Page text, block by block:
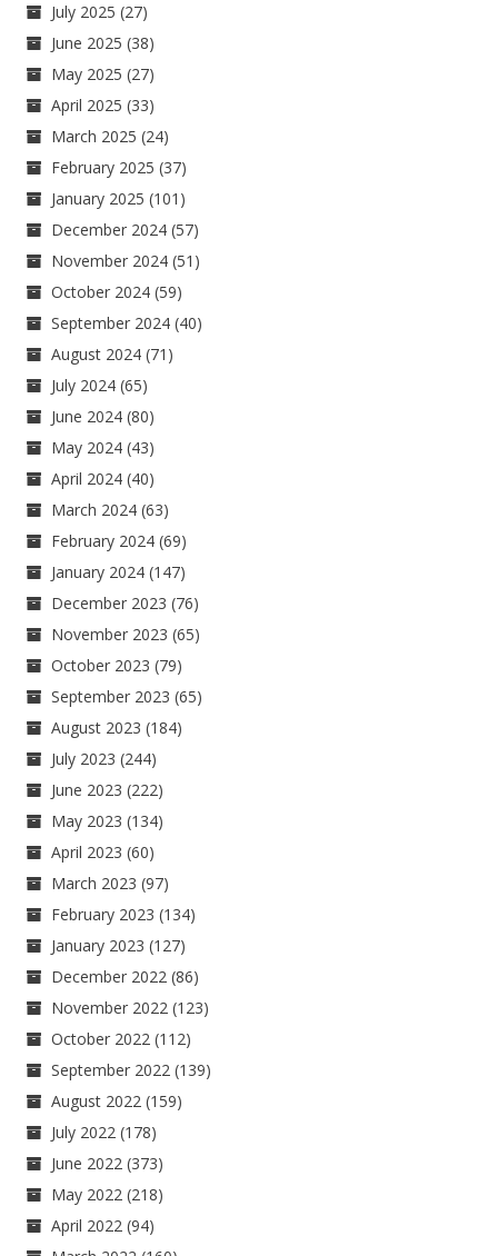
July 2025 (27)
June 2025 (38)
May 2025 (27)
April 2025 (33)
March 2025 (24)
February 2025 (37)
January 2025 (101)
December 2024 (57)
November 2024 (51)
October 2024 (59)
September 2024 (40)
August 2024 (71)
July 2024 (65)
June 2024 (80)
May 2024 (43)
April 2024 (40)
March 2024 (63)
February 2024 (69)
January 2024 (147)
December 2023 (76)
November 2023 (65)
October 2023 (79)
September 2023 (65)
August 2023 (184)
July 2023 (244)
June 2023 (222)
May 2023 (134)
April 2023 (60)
March 2023 (97)
February 2023 (134)
January 2023 (127)
December 2022 (86)
November 2022 (123)
October 2022 (112)
September 2022 (139)
August 2022 (159)
July 2022 (178)
June 2022 (373)
May 2022 (218)
April 2022 (94)